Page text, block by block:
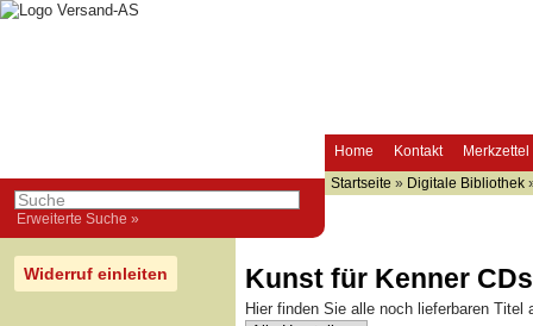
Home Kontakt Merkzettel
Erweiterte Suche »
Startseite » Digitale Bibliothek
Widerruf einleiten Kunst für Kenner CDs
Hier finden Sie alle noch lieferbaren